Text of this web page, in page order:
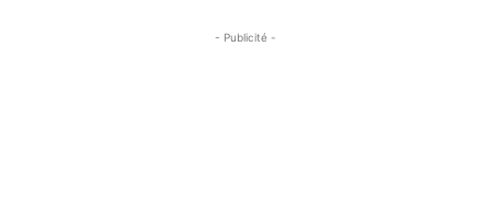
- Publicité -